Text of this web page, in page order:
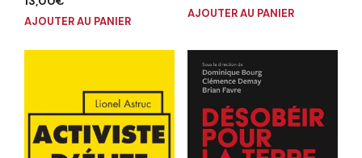
AJOUTER AU PANIER
AJOUTER AU PANIER